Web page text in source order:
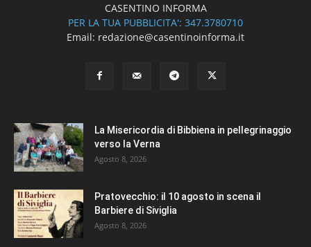
CASENTINO INFORMA
PER LA TUA PUBBLICITA': 347.3780710
Email: redazione@casentinoinforma.it
La Misericordia di Bibbiena in pellegrinaggio
verso la Verna
Agosto 8, 2026
Pratovecchio: il 10 agosto in scena il
Barbiere di Siviglia
Agosto 8, 2026